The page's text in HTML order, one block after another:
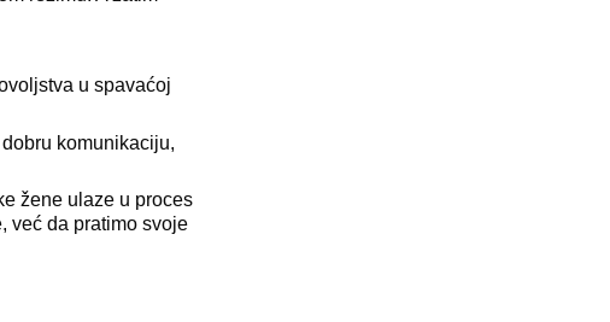
u spavaćoj
komunikaciju,
žene ulaze u proces
već da pratimo svoje